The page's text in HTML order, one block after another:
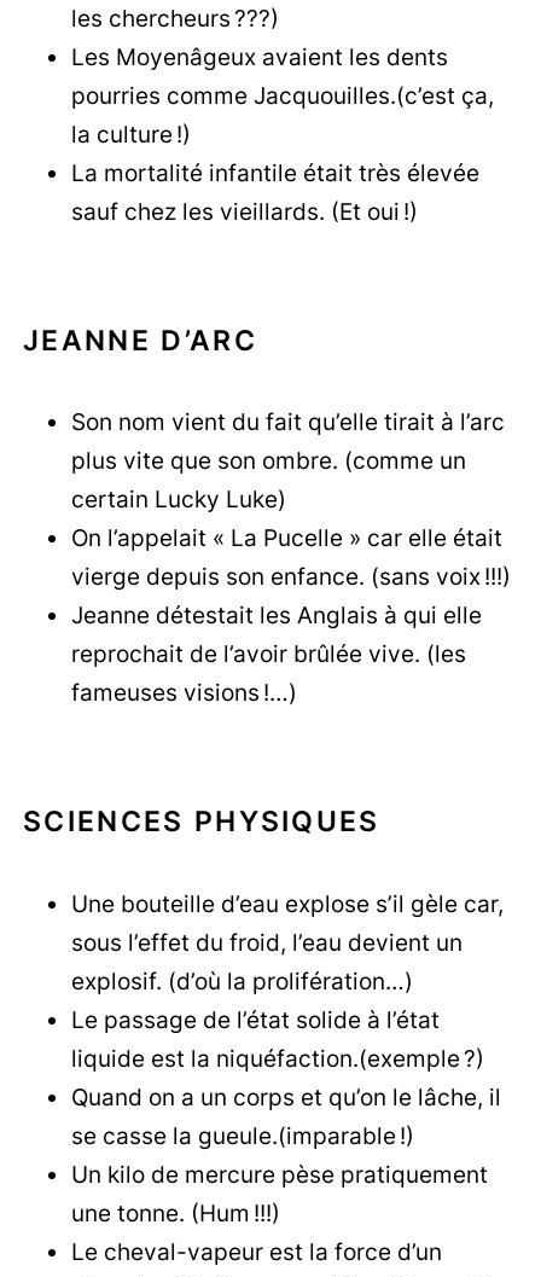
les chercheurs ???)
Les Moyenâgeux avaient les dents
pourries comme Jacquouilles.(c’est ça,
la culture !)
La mortalité infantile était très élevée
sauf chez les vieillards. (Et oui !)
JEANNE D’ARC
Son nom vient du fait qu’elle tirait à l’arc
plus vite que son ombre. (comme un
certain Lucky Luke)
On l’appelait « La Pucelle » car elle était
vierge depuis son enfance. (sans voix !!!)
Jeanne détestait les Anglais à qui elle
reprochait de l’avoir brûlée vive. (les
fameuses visions !…)
SCIENCES PHYSIQUES
Une bouteille d’eau explose s’il gèle car,
sous l’effet du froid, l’eau devient un
explosif. (d’où la prolifération…)
Le passage de l’état solide à l’état
liquide est la niquéfaction.(exemple ?)
Quand on a un corps et qu’on le lâche, il
se casse la gueule.(imparable !)
Un kilo de mercure pèse pratiquement
une tonne. (Hum !!!)
Le cheval-vapeur est la force d’un